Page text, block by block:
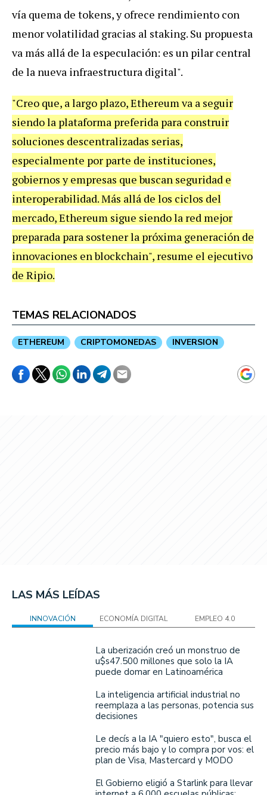
vía quema de tokens, y ofrece rendimiento con
menor volatilidad gracias al staking. Su propuesta
va más allá de la especulación: es un pilar central
de la nueva infraestructura digital".
"Creo que, a largo plazo, Ethereum va a seguir
siendo la plataforma preferida para construir
soluciones descentralizadas serias,
especialmente por parte de instituciones,
gobiernos y empresas que buscan seguridad e
interoperabilidad. Más allá de los ciclos del
mercado, Ethereum sigue siendo la red mejor
preparada para sostener la próxima generación de
innovaciones en blockchain", resume el ejecutivo
de Ripio.
TEMAS RELACIONADOS
ETHEREUM CRIPTOMONEDAS INVERSION
LAS MÁS LEÍDAS
INNOVACIÓN ECONOMÍA DIGITAL EMPLEO 4.0
La uberización creó un monstruo de
u$s47.500 millones que solo la IA
puede domar en Latinoamérica
La inteligencia artificial industrial no
reemplaza a las personas, potencia sus
decisiones
Le decís a la IA "quiero esto", busca el
precio más bajo y lo compra por vos: el
plan de Visa, Mastercard y MODO
El Gobierno eligió a Starlink para llevar